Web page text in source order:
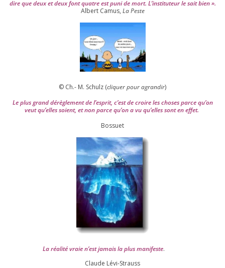
dire que deux et deux font quatre est puni de mort. L’instituteur le sait bien ».
Albert Camus, La Peste
© Ch.- M. Schulz (cli­quer pour agran­dir)
Le plus grand dérè­gle­ment de l’es­prit, c’est de croire les choses parce qu’on
veut qu’elles soient, et non parce qu’on a vu qu’elles sont en effet.
Bossuet
La réa­lité vraie n’est jamais la plus mani­feste.
Claude Lévi-Strauss